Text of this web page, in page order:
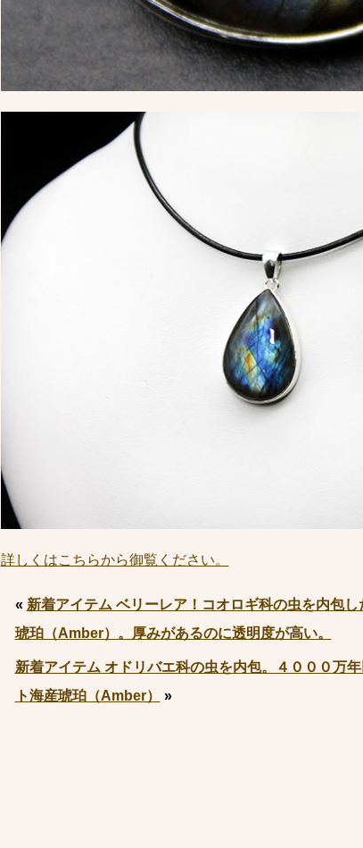
詳しくはこちらから御覧ください。
« 新着アイテム ベリーレア！コオロギ科の虫を内包
琥珀（Amber）。厚みがあるのに透明度が高い。
新着アイテム オドリバエ科の虫を内包。４０００万
ト海産琥珀（Amber）
»